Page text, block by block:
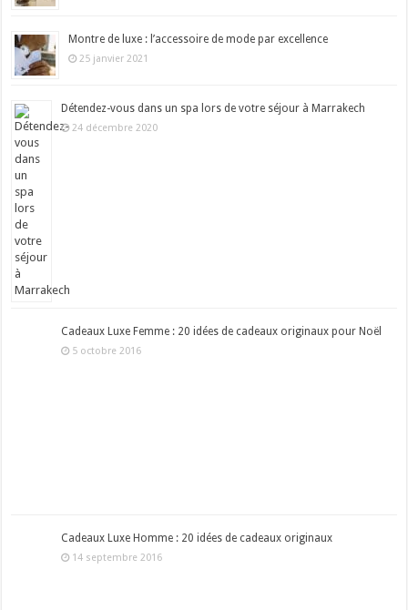
Montre de luxe : l’accessoire de mode par excellence
25 janvier 2021
Détendez-vous dans un spa lors de votre séjour à Marrakech
24 décembre 2020
Cadeaux Luxe Femme : 20 idées de cadeaux originaux pour Noël
5 octobre 2016
Cadeaux Luxe Homme : 20 idées de cadeaux originaux
14 septembre 2016